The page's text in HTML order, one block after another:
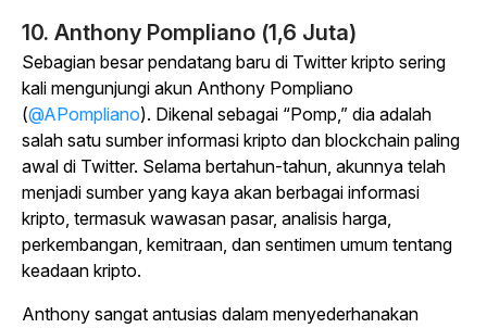
10. Anthony Pompliano (1,6 Juta)
Sebagian besar pendatang baru di Twitter kripto sering
kali mengunjungi akun Anthony Pompliano
(@APompliano). Dikenal sebagai “Pomp,” dia adalah
salah satu sumber informasi kripto dan blockchain paling
awal di Twitter. Selama bertahun-tahun, akunnya telah
menjadi sumber yang kaya akan berbagai informasi
kripto, termasuk wawasan pasar, analisis harga,
perkembangan, kemitraan, dan sentimen umum tentang
keadaan kripto.
Anthony sangat antusias dalam menyederhanakan